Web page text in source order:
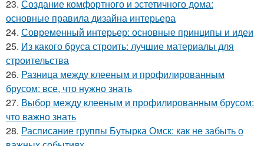
23. Создание комфортного и эстетичного дома:
основные правила дизайна интерьера
24. Современный интерьер: основные принципы и идеи
25. Из какого бруса строить: лучшие материалы для
строительства
26. Разница между клееным и профилированным
брусом: все, что нужно знать
27. Выбор между клееным и профилированным брусом:
что важно знать
28. Расписание группы Бутырка Омск: как не забыть о